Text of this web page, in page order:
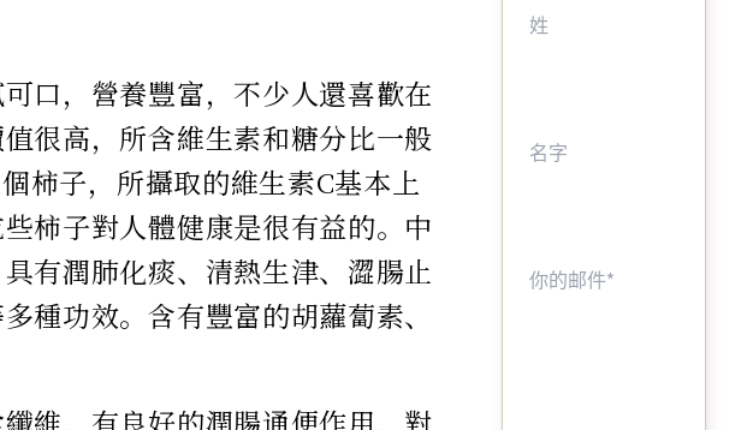
口，營養豐富，不少人還喜歡在
很高，所含維生素和糖分比一般
柿子，所攝取的維生素C基本上
柿子對人體健康是很有益的。中
有潤肺化痰、清熱生津、澀腸止
種功效。含有豐富的胡蘿蔔素、
維，有良好的潤腸通便作用，對